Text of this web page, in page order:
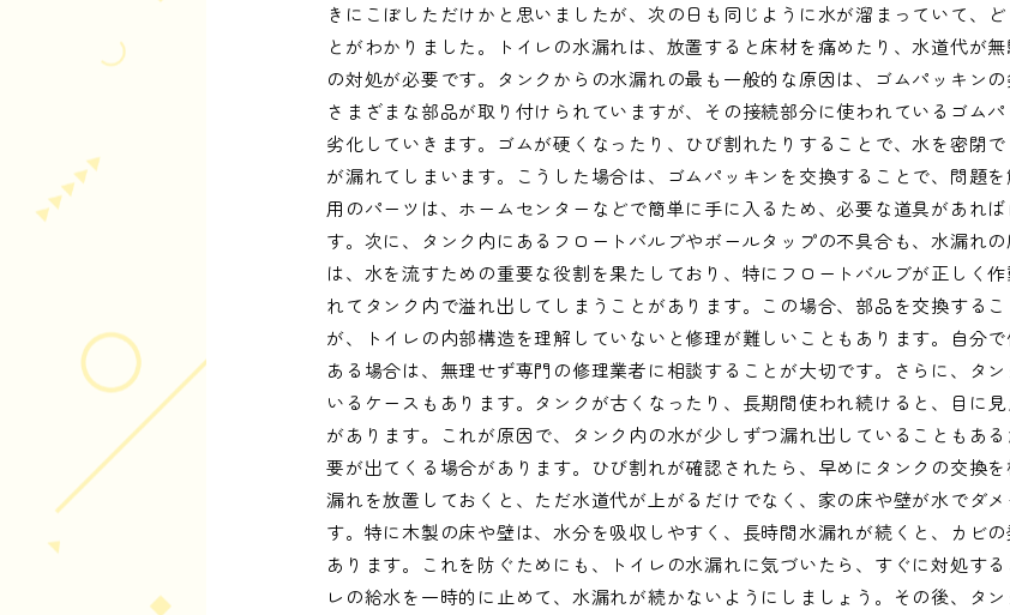
きにこぼしただけかと思いましたが、次の日も同じように水が溜まっていて、
とがわかりました。トイレの水漏れは、放置すると床材を痛めたり、水道代が
の対処が必要です。タンクからの水漏れの最も一般的な原因は、ゴムパッキンの
さまざまな部品が取り付けられていますが、その接続部分に使われているゴム
劣化していきます。ゴムが硬くなったり、ひび割れたりすることで、水を密閉
が漏れてしまいます。こうした場合は、ゴムパッキンを交換することで、問題
用のパーツは、ホームセンターなどで簡単に手に入るため、必要な道具があれ
す。次に、タンク内にあるフロートバルブやボールタップの不具合も、水漏れ
は、水を流すための重要な役割を果たしており、特にフロートバルブが正しく
れてタンク内で溢れ出してしまうことがあります。この場合、部品を交換する
が、トイレの内部構造を理解していないと修理が難しいこともあります。自分
ある場合は、無理せず専門の修理業者に相談することが大切です。さらに、タ
いるケースもあります。タンクが古くなったり、長期間使われ続けると、目に
があります。これが原因で、タンク内の水が少しずつ漏れ出していることもあ
要が出てくる場合があります。ひび割れが確認されたら、早めにタンクの交換
漏れを放置しておくと、ただ水道代が上がるだけでなく、家の床や壁が水でダ
す。特に木製の床や壁は、水分を吸収しやすく、長時間水漏れが続くと、カビ
あります。これを防ぐためにも、トイレの水漏れに気づいたら、すぐに対処す
レの給水を一時的に止めて、水漏れが続かないようにしましょう。その後、タ